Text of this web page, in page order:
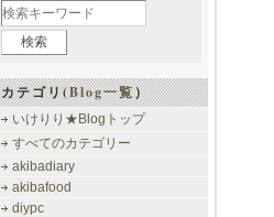
カテゴリ(Blog一覧）
いけりり★Blogトップ
すべてのカテゴリー
akibadiary
akibafood
diypc